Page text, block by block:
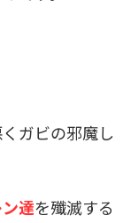
ガビの邪魔し
達を殲滅する